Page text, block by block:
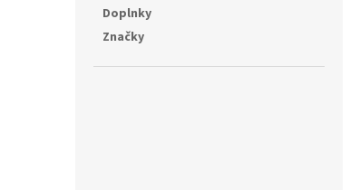
Doplnky
Značky